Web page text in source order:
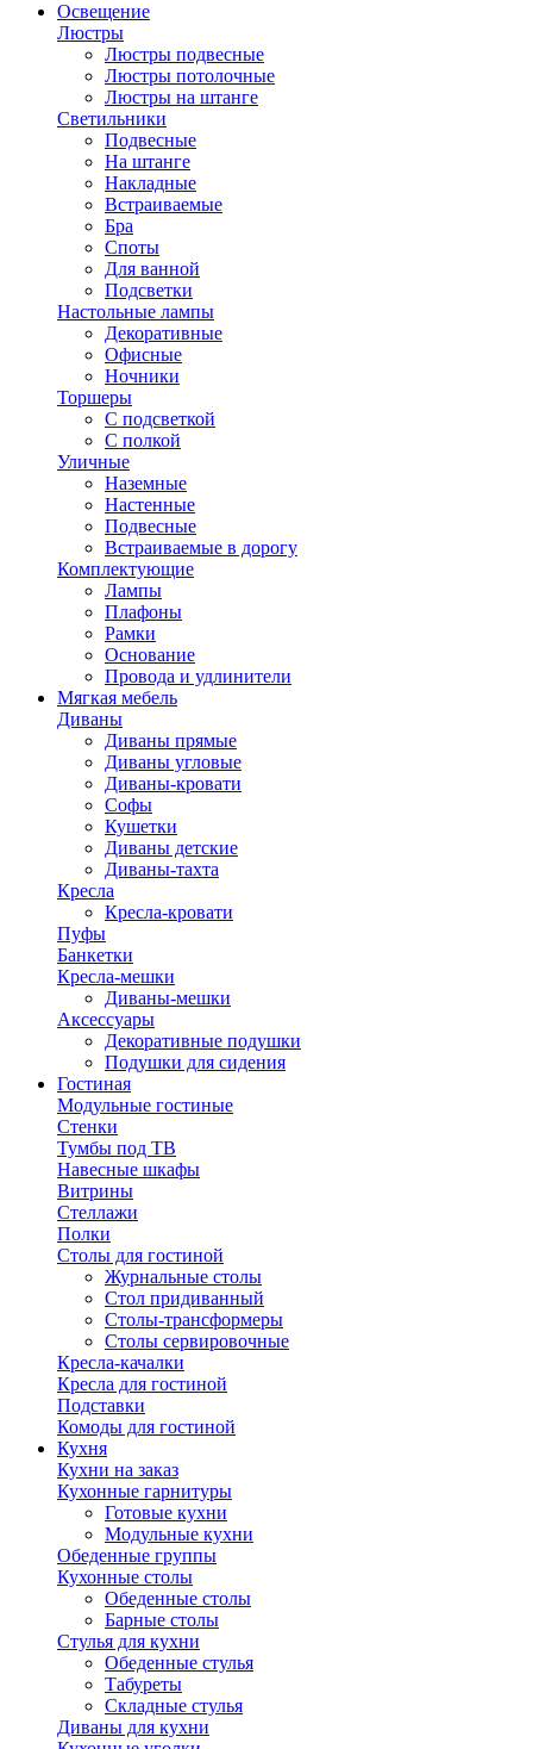
Освещение
Люстры
Люстры подвесные
Люстры потолочные
Люстры на штанге
Светильники
Подвесные
На штанге
Накладные
Встраиваемые
Бра
Споты
Для ванной
Подсветки
Настольные лампы
Декоративные
Офисные
Ночники
Торшеры
С подсветкой
С полкой
Уличные
Наземные
Настенные
Подвесные
Встраиваемые в дорогу
Комплектующие
Лампы
Плафоны
Рамки
Основание
Провода и удлинители
Мягкая мебель
Диваны
Диваны прямые
Диваны угловые
Диваны-кровати
Софы
Кушетки
Диваны детские
Диваны-тахта
Кресла
Кресла-кровати
Пуфы
Банкетки
Кресла-мешки
Диваны-мешки
Аксессуары
Декоративные подушки
Подушки для сидения
Гостиная
Модульные гостиные
Стенки
Тумбы под ТВ
Навесные шкафы
Витрины
Стеллажи
Полки
Столы для гостиной
Журнальные столы
Стол придиванный
Столы-трансформеры
Столы сервировочные
Кресла-качалки
Кресла для гостиной
Подставки
Комоды для гостиной
Кухня
Кухни на заказ
Кухонные гарнитуры
Готовые кухни
Модульные кухни
Обеденные группы
Кухонные столы
Обеденные столы
Барные столы
Стулья для кухни
Обеденные стулья
Табуреты
Складные стулья
Диваны для кухни